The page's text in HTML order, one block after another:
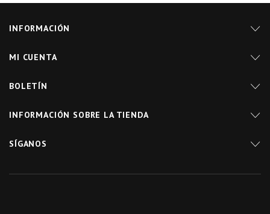
INFORMACIÓN
MI CUENTA
BOLETÍN
INFORMACIÓN SOBRE LA TIENDA
SÍGANOS